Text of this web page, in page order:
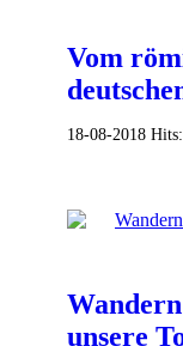
Vom
18-08-2018 Hits:
unsere